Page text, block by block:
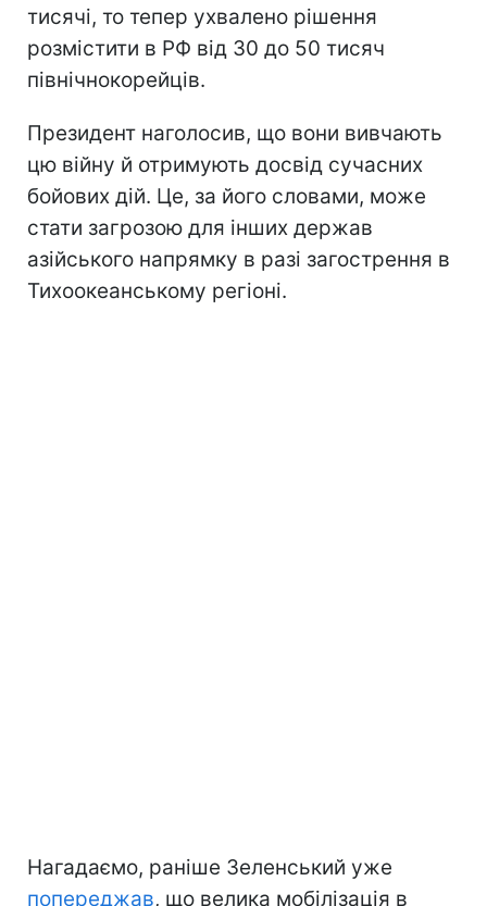
тисячі, то тепер ухвалено рішення
розмістити в РФ від 30 до 50 тисяч
північнокорейців.
Президент наголосив, що вони вивчають
цю війну й отримують досвід сучасних
бойових дій. Це, за його словами, може
стати загрозою для інших держав
азійського напрямку в разі загострення в
Тихоокеанському регіоні.
Нагадаємо, раніше Зеленський уже
попереджав, що велика мобілізація в